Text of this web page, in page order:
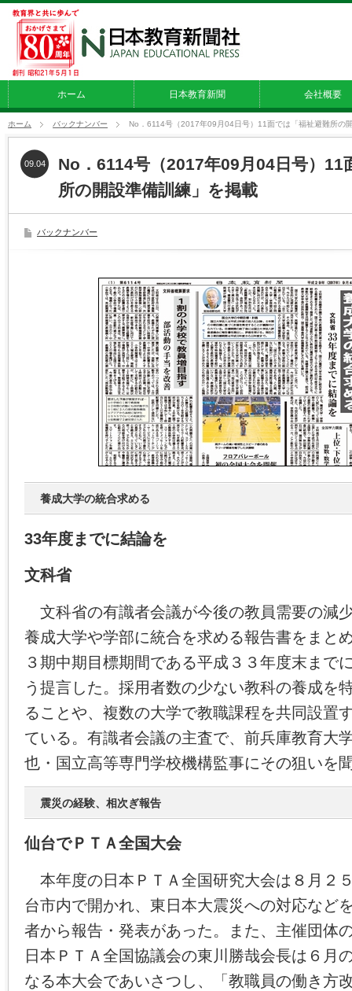
ホーム 日本教育新聞 会社概要
ホーム バックナンバー No．6114号（2017年09月04日号）11面では「福祉避難所の
No．6114号（2017年09月04日号）11
所の開設準備訓練」を掲載
09.04
バックナンバー
養成大学の統合求める
33年度までに結論を
文科省
文科省の有識者会議が今後の教員需要の減
養成大学や学部に統合を求める報告書をまと
３期中期目標期間である平成３３年度末まで
う提言した。採用者数の少ない教科の養成を
ることや、複数の大学で教職課程を共同設置
ている。有識者会議の主査で、前兵庫教育大
也・国立高等専門学校機構監事にその狙いを
震災の経験、相次ぎ報告
仙台でＰＴＡ全国大会
本年度の日本ＰＴＡ全国研究大会は８月２
台市内で開かれ、東日本大震災への対応など
者から報告・発表があった。また、主催団体
日本ＰＴＡ全国協議会の東川勝哉会長は６月
なる本大会であいさつし、「教職員の働き方